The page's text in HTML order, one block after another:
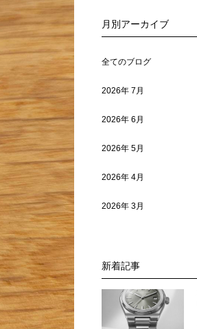
月別アーカイブ
全てのブログ
2026年 7月
2026年 6月
2026年 5月
2026年 4月
2026年 3月
新着記事